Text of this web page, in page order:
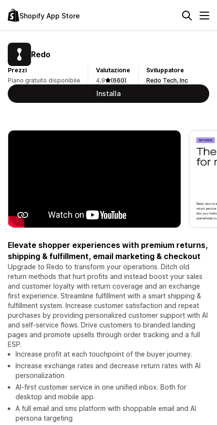
Shopify App Store
Redo
Prezzi
Piano gratuito disponibile
Valutazione
4,9
(660)
Sviluppatore
Redo Tech, Inc
Installa
Elevate shopper experiences with premium returns,
shipping & fulfillment, email marketing & checkout
Upgrade to Redo to transform your operations. Ditch old
return methods that hurt profits and instead boost your sales
and customer loyalty with return coverage and an exchange
first experience. Streamline fulfillment with a smart shipping &
fulfillment system. Increase customer satisfaction and repeat
purchases by providing personalized customer support with AI
and self-service flows. Drive customers to branded landing
pages and promote upsells through order tracking and a full
ESP.
Increase profit at each touchpoint of the buyer journey.
Increase exchange rates and decrease return rates with AI
personalization
AI-first customer service in one unified inbox. Both for
desktop and mobile app.
A full email and sms platform with shoppable email and AI
persona targeting